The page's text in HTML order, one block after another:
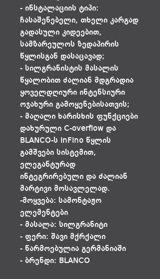
- ინსტალაციის ტიპი:
ჩასაშენებელი, თხელი კარგად
გადასული კიდეებით,
სამზარეულოს ზედაპირის
წყლისგან დასაცავად;
- სილგრანისტის მასალის
წყალობით ძალიან მდგრადია
ყოველდღიური ინტენსიური
ოჯახური გამოყენებისათვის;
- მაღალი ხარისხის ფუნქციები
დახურული C-overflow და
BLANCO-ს InFino წყლის
გამშვები სისტემით,
ელეგანტურად
ინტეგრირებული და ძალიან
მარტივი მოსავლელად.
-მოყვება: სამონტაჟო
ელემენტები
- მასალა: სილგრანიტი
- ფერი: შავი მქრქალი
- წარმოებულია გერმანიაში
- ბრენდი: BLANCO